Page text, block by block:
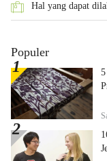
Hal yang dapat
Populer